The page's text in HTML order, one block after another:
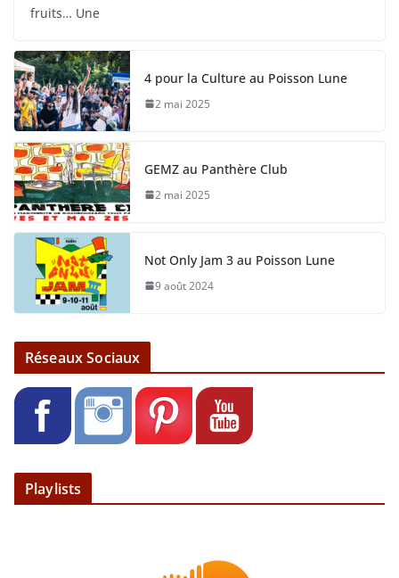
fruits… Une
4 pour la Culture au Poisson Lune
2 mai 2025
GEMZ au Panthère Club
2 mai 2025
Not Only Jam 3 au Poisson Lune
9 août 2024
Réseaux Sociaux
Playlists